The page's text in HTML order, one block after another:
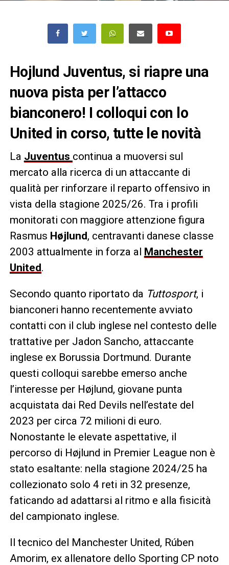
Hojlund Juventus, si riapre una
nuova pista per l’attacco
bianconero! I colloqui con lo
United in corso, tutte le novità
La Juventus continua a muoversi sul
mercato alla ricerca di un attaccante di
qualità per rinforzare il reparto offensivo in
vista della stagione 2025/26. Tra i profili
monitorati con maggiore attenzione figura
Rasmus Højlund, centravanti danese classe
2003 attualmente in forza al Manchester
United.
Secondo quanto riportato da Tuttosport, i
bianconeri hanno recentemente avviato
contatti con il club inglese nel contesto delle
trattative per Jadon Sancho, attaccante
inglese ex Borussia Dortmund. Durante
questi colloqui sarebbe emerso anche
l’interesse per Højlund, giovane punta
acquistata dai Red Devils nell’estate del
2023 per circa 72 milioni di euro.
Nonostante le elevate aspettative, il
percorso di Højlund in Premier League non è
stato esaltante: nella stagione 2024/25 ha
collezionato solo 4 reti in 32 presenze,
faticando ad adattarsi al ritmo e alla fisicità
del campionato inglese.
Il tecnico del Manchester United, Rúben
Amorim, ex allenatore dello Sporting CP noto